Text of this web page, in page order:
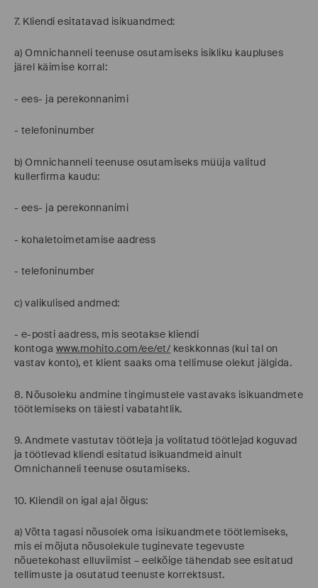
7. Kliendi esitatavad isikuandmed:
a) Omnichanneli teenuse osutamiseks isikliku kaupluses
järel käimise korral:
- ees- ja perekonnanimi
- telefoninumber
b) Omnichanneli teenuse osutamiseks müüja valitud
kullerfirma kaudu:
- ees- ja perekonnanimi
- kohaletoimetamise aadress
- telefoninumber
c) valikulised andmed:
- e-posti aadress, mis seotakse kliendi
kontoga www.mohito.com/ee/et/ keskkonnas (kui tal on
vastav konto), et klient saaks oma tellimuse olekut jälgida.
8. Nõusoleku andmine tingimustele vastavaks isikuandmete
töötlemiseks on täiesti vabatahtlik.
9. Andmete vastutav töötleja ja volitatud töötlejad koguvad
ja töötlevad kliendi esitatud isikuandmeid ainult
Omnichanneli teenuse osutamiseks.
10. Kliendil on igal ajal õigus:
a) Võtta tagasi nõusolek oma isikuandmete töötlemiseks,
mis ei mõjuta nõusolekule tuginevate tegevuste
nõuetekohast elluviimist – eelkõige tähendab see esitatud
tellimuste ja osutatud teenuste korrektsust.